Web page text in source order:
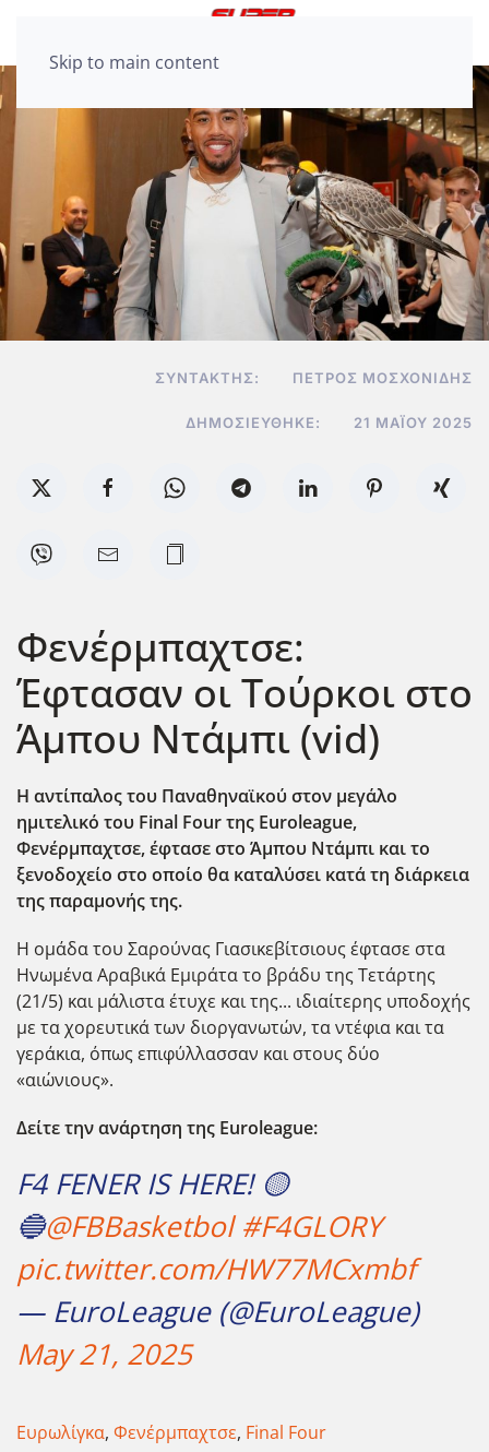
Skip to main content
ΣΥΝΤΆΚΤΗΣ: ΠΈΤΡΟΣ ΜΟΣΧΟΝΊΔΗΣ
ΔΗΜΟΣΙΕΎΘΗΚΕ: 21 ΜΑΪ́ΟΥ 2025
Φενέρμπαχτσε:
Έφτασαν οι Τούρκοι στο
Άμπου Ντάμπι (vid)
Η αντίπαλος του Παναθηναϊκού στον μεγάλο
ημιτελικό του Final Four της Euroleague,
Φεν΄ερμπαχτσε, έφτασε στο Άμπου Ντάμπι και το
ξενοδοχείο στο οποίο θα καταλύσει κατά τη διάρκεια
της παραμονής της.
Η ομάδα του Σαρούνας Γιασικεβίτσιους έφτασε στα
Ηνωμένα Αραβικά Εμιράτα το βρ΄αδυ της Τετάρτης
(21/5) και μάλιστα έτυχε και της... ιδιαίτερης υποδοχής
με τα χορευτικά των διοργανωτών, τα ντέφια και τα
γεράκια, όπως επιφύλλασσαν και στους δύο
«αιώνιους».
Δείτε την ανάρτηση της Euroleague:
F4 FENER IS HERE! 🟡
🔵@FBBasketbol #F4GLORY
pic.twitter.com/HW77MCxmbf
— EuroLeague (@EuroLeague)
May 21, 2025
Ευρωλίγκα, Φενέρμπαχτσε, Final Four